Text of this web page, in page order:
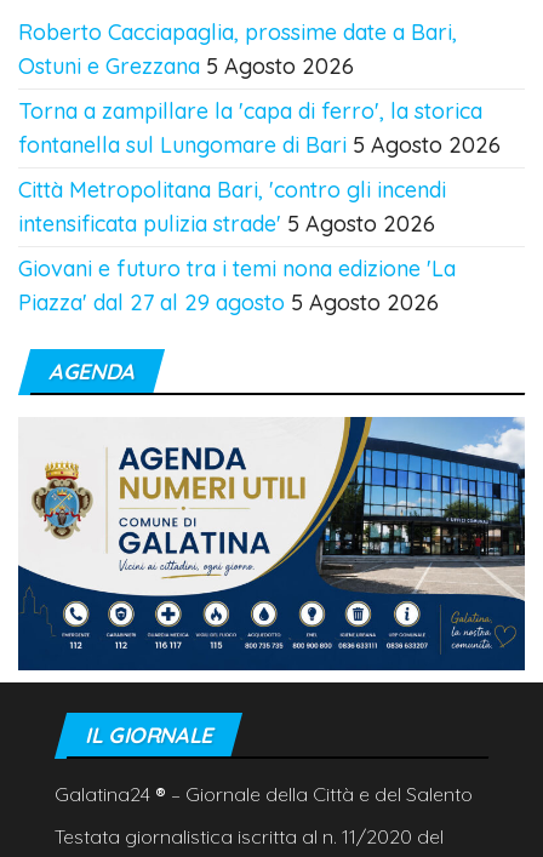
Roberto Cacciapaglia, prossime date a Bari,
Ostuni e Grezzana 5 Agosto 2026
Torna a zampillare la 'capa di ferro', la storica
fontanella sul Lungomare di Bari 5 Agosto 2026
Città Metropolitana Bari, 'contro gli incendi
intensificata pulizia strade' 5 Agosto 2026
Giovani e futuro tra i temi nona edizione 'La
Piazza' dal 27 al 29 agosto 5 Agosto 2026
AGENDA
IL GIORNALE
Galatina24 ® – Giornale della Città e del Salento
Testata giornalistica iscritta al n. 11/2020 del